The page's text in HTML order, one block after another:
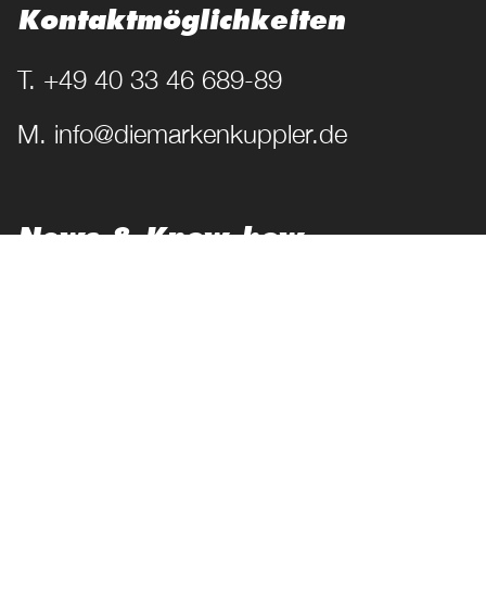
Kontakt­möglichkeiten
T. +49 40 33 46 689-89
M. info@diemarkenkuppler.de
News & Know-how